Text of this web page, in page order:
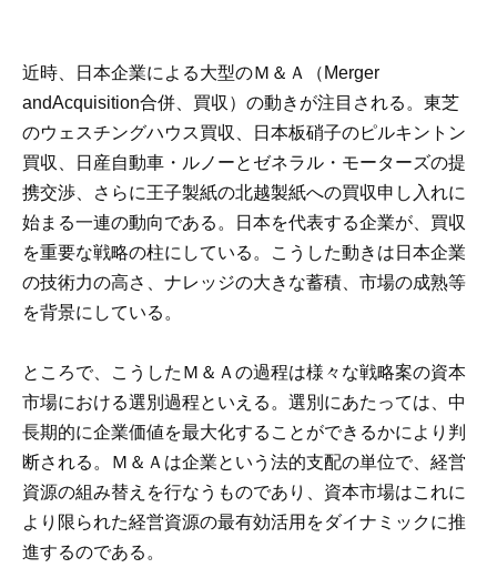
近時、日本企業による大型のＭ＆Ａ（Merger
andAcquisition合併、買収）の動きが注目される。東芝
のウェスチングハウス買収、日本板硝子のピルキントン
買収、日産自動車・ルノーとゼネラル・モーターズの提
携交渉、さらに王子製紙の北越製紙への買収申し入れに
始まる一連の動向である。日本を代表する企業が、買収
を重要な戦略の柱にしている。こうした動きは日本企業
の技術力の高さ、ナレッジの大きな蓄積、市場の成熟等
を背景にしている。
ところで、こうしたＭ＆Ａの過程は様々な戦略案の資本
市場における選別過程といえる。選別にあたっては、中
長期的に企業価値を最大化することができるかにより判
断される。Ｍ＆Ａは企業という法的支配の単位で、経営
資源の組み替えを行なうものであり、資本市場はこれに
より限られた経営資源の最有効活用をダイナミックに推
進するのである。